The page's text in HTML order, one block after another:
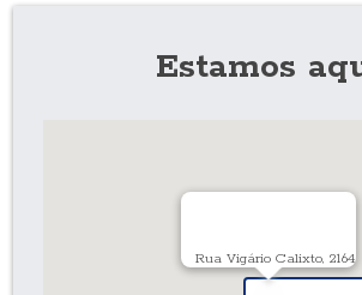
Estamos
Rua Vigário Calixto, 2164